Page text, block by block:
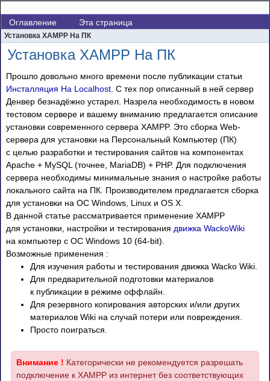
Оглавление Эта страница
Установка XAMPP На ПК
Установка XAMPP На ПК
Прошло довольно много времени после публикации статьи
Инсталляция На Localhost . С тех пор описанный в ней сервер
Денвер безнадёжно устарел. Назрела необходимость в новом
тестовом сервере и вашему вниманию предлагается описание
установки современного сервера XAMPP. Это сборка Web-
сервера для установки на Персональный Компьютер (ПК)
с целью разработки и тестирования сайтов на компонентах
Apache + MySQL (точнее, MariaDB) + PHP. Для подключения
сервера необходимы минимальные знания о настройке работы
локального сайта на ПК. Производителем предлагается сборка
для установки на ОС Windows, Linux и OS X.
В данной статье рассматривается применение XAMPP
для установки, настройки и тестирования движка WackoWiki
на компьютер с ОС Windows 10 (64-bit).
Возможные применения :
Для изучения работы и тестирования движка Wacko Wiki.
Для предварительной подготовки материалов
к публикации в режиме оффлайн.
Для резервного копирования авторских и/или других
материалов Wiki на случай потери или повреждения.
Просто поиграться.
Внимание ! Категорически не рекомендуется разрешать
подключение к XAMPP из интернет без соответствующих